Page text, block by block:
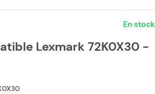
En stock
Lexmark 72K0X30 -